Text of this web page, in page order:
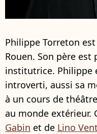
Philippe Torreton
Rouen. Son père
institutrice. Philippe
introverti, aussi sa
à un cours de
au monde extérieur.
Gabin et de Lino